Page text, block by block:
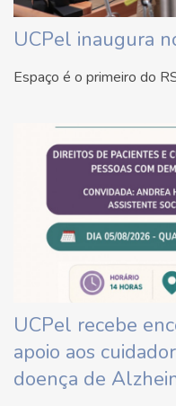
UCPel inaugura
Espaço é o primeiro do
UCPel recebe
apoio aos
doença de